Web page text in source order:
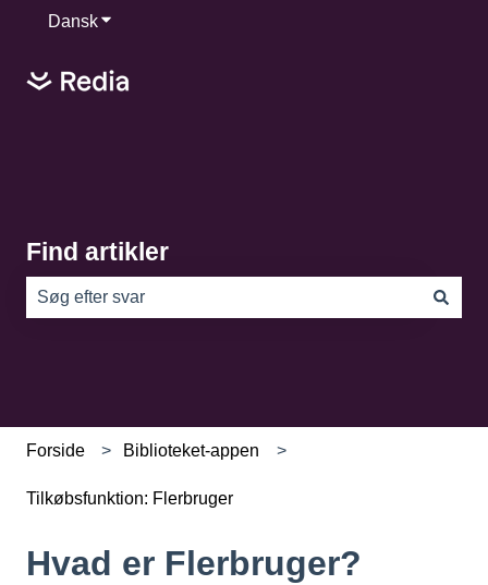
DanskVis undermenu for oversættelser
Find artikler
Forside Biblioteket-appen
Tilkøbsfunktion: Flerbruger
Hvad er Flerbruger?